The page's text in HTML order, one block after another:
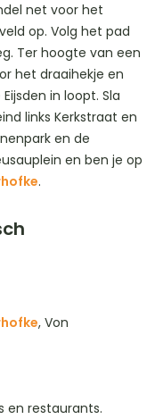
net voor het
op. Volg het pad
Ter hoogte van een
het draaihekje en
in loopt. Sla
links Kerkstraat en
en de
en ben je op
.
, Von
en restaurants.